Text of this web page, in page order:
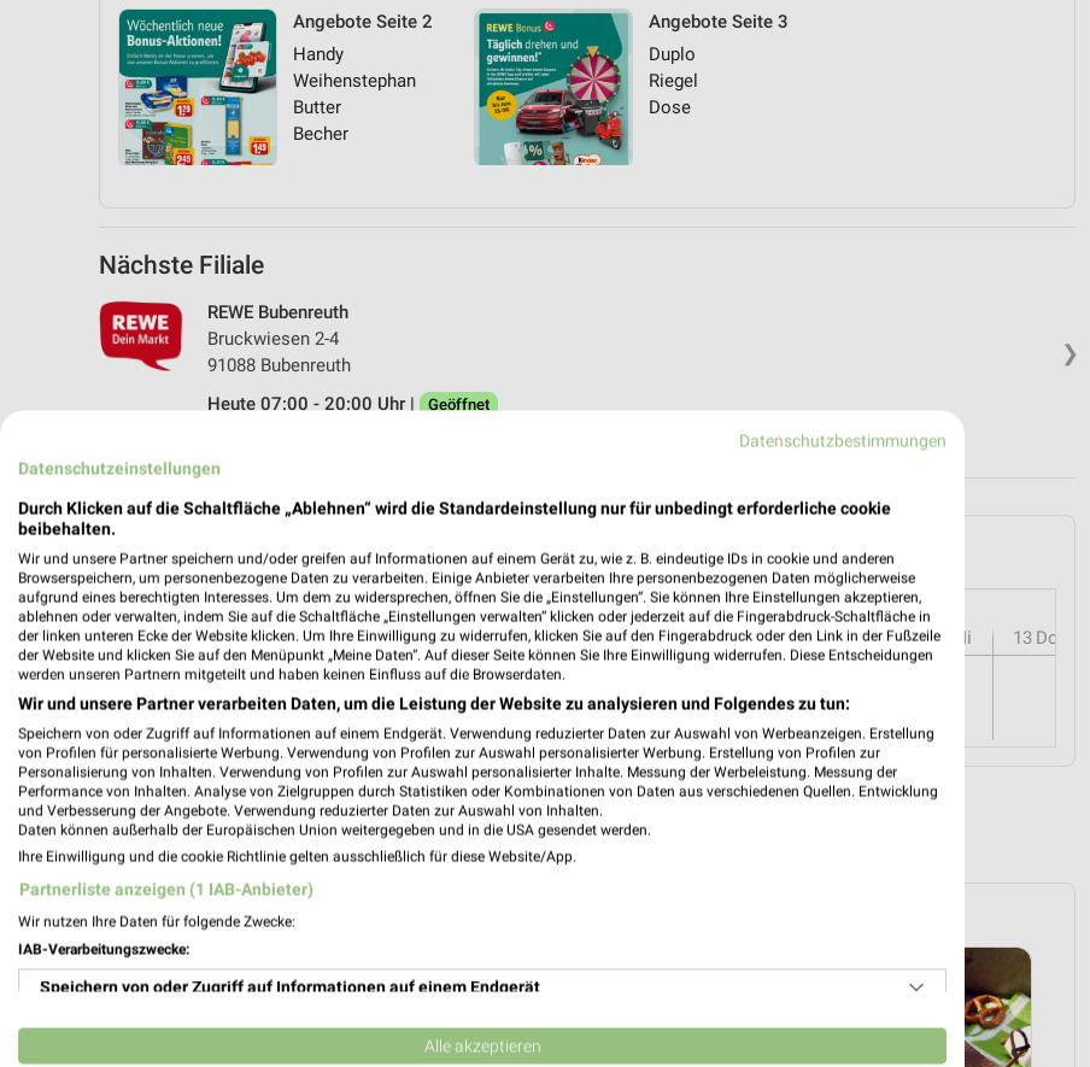
Angebote Seite 2
Handy
Weihenstephan
Butter
Becher
Angebote Seite 3
Duplo
Riegel
Dose
Nächste Filiale
❯
REWE Bubenreuth
Bruckwiesen 2-4
91088 Bubenreuth
Heute 07:00 - 20:00 Uhr |
Geöffnet
Angebote-Kalender für REWE in Bubenreuth und Umgebung
Aug.
03Mo 04Di 05Mi 06 Do 07Fr 08 Sa 09So 10Mo 11Di 12 Mi 13 Do
REWE - Angebote ab 03.08.
MEHR PROSPEKTE
weekli Magazin
Datenschutzbestimmungen
Datenschutzeinstellungen
Durch Klicken auf die Schaltfläche „Ablehnen“ wird die Standardeinstellung nur für unbedingt erforderliche cookie
beibehalten.
Wir und unsere Partner speichern und/oder greifen auf Informationen auf einem Gerät zu, wie z. B. eindeutige IDs in cookie und anderen
Browserspeichern, um personenbezogene Daten zu verarbeiten. Einige Anbieter verarbeiten Ihre personenbezogenen Daten möglicherweise
aufgrund eines berechtigten Interesses. Um dem zu widersprechen, öffnen Sie die „Einstellungen“. Sie können Ihre Einstellungen akzeptieren,
ablehnen oder verwalten, indem Sie auf die Schaltfläche „Einstellungen verwalten“ klicken oder jederzeit auf die Fingerabdruck-Schaltfläche in
der linken unteren Ecke der Website klicken. Um Ihre Einwilligung zu widerrufen, klicken Sie auf den Fingerabdruck oder den Link in der Fußzeile
der Website und klicken Sie auf den Menüpunkt „Meine Daten“. Auf dieser Seite können Sie Ihre Einwilligung widerrufen. Diese Entscheidungen
werden unseren Partnern mitgeteilt und haben keinen Einfluss auf die Browserdaten.
Wir und unsere Partner verarbeiten Daten, um die Leistung der Website zu analysieren und Folgendes zu tun:
Speichern von oder Zugriff auf Informationen auf einem Endgerät. Verwendung reduzierter Daten zur Auswahl von Werbeanzeigen. Erstellung
von Profilen für personalisierte Werbung. Verwendung von Profilen zur Auswahl personalisierter Werbung. Erstellung von Profilen zur
Personalisierung von Inhalten. Verwendung von Profilen zur Auswahl personalisierter Inhalte. Messung der Werbeleistung. Messung der
Performance von Inhalten. Analyse von Zielgruppen durch Statistiken oder Kombinationen von Daten aus verschiedenen Quellen. Entwicklung
und Verbesserung der Angebote. Verwendung reduzierter Daten zur Auswahl von Inhalten.
Daten können außerhalb der Europäischen Union weitergegeben und in die USA gesendet werden.
Ihre Einwilligung und die cookie Richtlinie gelten ausschließlich für diese Website/App.
Partnerliste anzeigen (1 IAB-Anbieter)
Wir nutzen Ihre Daten für folgende Zwecke:
IAB-Verarbeitungszwecke:
Speichern von oder Zugriff auf Informationen auf einem Endgerät
Verwendung reduzierter Daten zur Auswahl von Werbeanzeigen
Alle akzeptieren